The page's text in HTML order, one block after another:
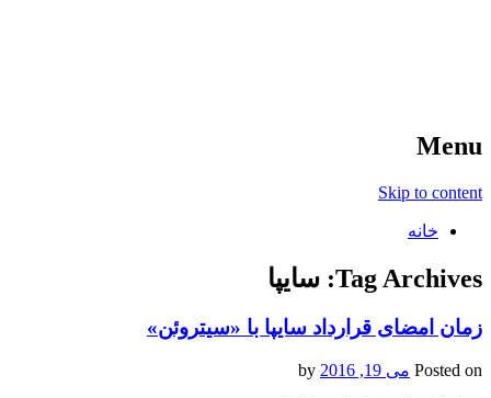
Menu
Skip to content
خانه
Tag Archives: سایپا
زمان امضای قرارداد سایپا با «سیتروئن»
Posted on می 19, 2016